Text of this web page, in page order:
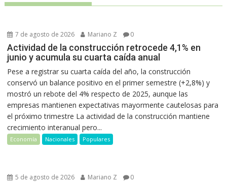
7 de agosto de 2026 Mariano Z 0
Actividad de la construcción retrocede 4,1% en
junio y acumula su cuarta caída anual
Pese a registrar su cuarta caída del año, la construcción
conservó un balance positivo en el primer semestre (+2,8%) y
mostró un rebote del 4% respecto de 2025, aunque las
empresas mantienen expectativas mayormente cautelosas para
el próximo trimestre La actividad de la construcción mantiene
crecimiento interanual pero...
Economía Nacionales Populares
5 de agosto de 2026 Mariano Z 0